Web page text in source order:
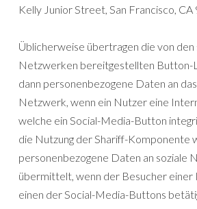
Kelly Junior Street, San Francisco, CA
Üblicherweise übertragen die von den
Netzwerken bereitgestellten Button-
dann personenbezogene Daten an
Netzwerk, wenn ein Nutzer eine
welche ein Social-Media-Button
die Nutzung der Shariff-Komponente
personenbezogene Daten an soziale
übermittelt, wenn der Besucher
einen der Social-Media-Buttons